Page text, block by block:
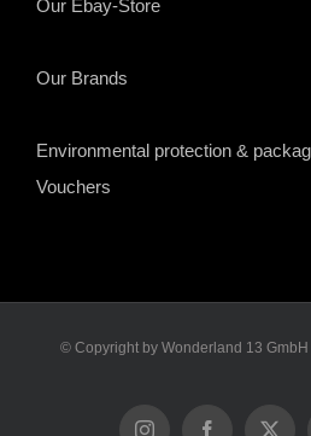
Our Ebay-Store
Our Brands
Environmental protection &
Vouchers
© Copyright by Wonderland 13